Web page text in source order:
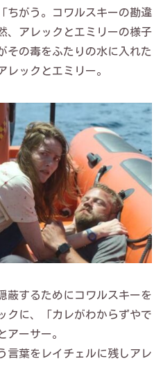
ちがう。コワルスキーの勘違
、アレックとエミリーの様子
その毒をふたりの水に入れた
レックとエミリー。
蔽するためにコワルスキーを
クに、「カレがわからずやで
アーサー。
言葉をレイチェルに残しアレ